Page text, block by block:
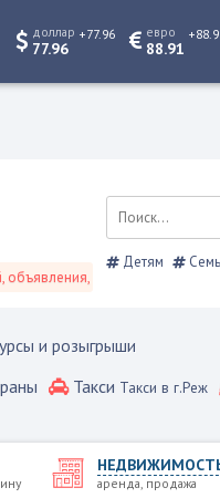
доллар
77.96
+77.96 евро
88.91
Режевской справочник
Детям
и розыгрыши
Такси Такси в г.Реж
аренда, продажа